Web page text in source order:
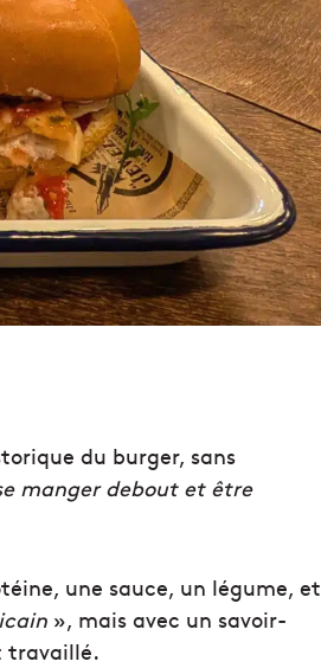
du burger, sans
manger debout et être
une sauce, un légume, et
», mais avec un savoir-
travaillé.